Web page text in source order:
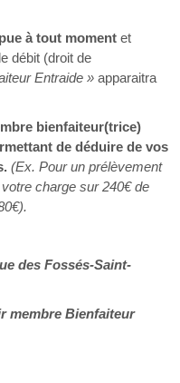
à tout momentet
débit (droit de
Entraide » apparaitra
bienfaiteur(trice)
de déduire de vos
(Ex. Pour un prélèvement
charge sur 240€ de
des Fossés-Saint-
membre Bienfaiteur